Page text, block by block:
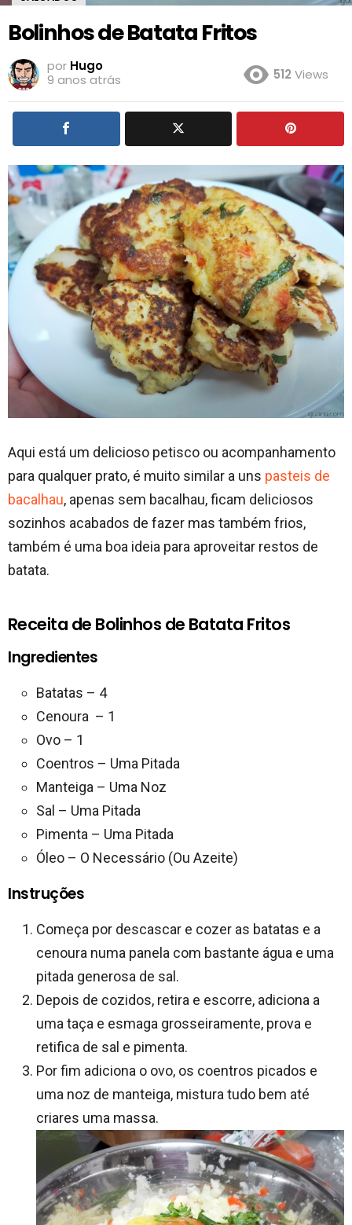
Bolinhos de Batata Fritos
por Hugo
9 anos atrás
512 Views
Aqui está um delicioso petisco ou acompanhamento
para qualquer prato, é muito similar a uns pasteis de
bacalhau, apenas sem bacalhau, ficam deliciosos
sozinhos acabados de fazer mas também frios,
também é uma boa ideia para aproveitar restos de
batata.
Receita de Bolinhos de Batata Fritos
Ingredientes
Batatas – 4
Cenoura – 1
Ovo – 1
Coentros – Uma Pitada
Manteiga – Uma Noz
Sal – Uma Pitada
Pimenta – Uma Pitada
Óleo – O Necessário (Ou Azeite)
Instruções
Começa por descascar e cozer as batatas e a
cenoura numa panela com bastante água e uma
pitada generosa de sal.
Depois de cozidos, retira e escorre, adiciona a
uma taça e esmaga grosseiramente, prova e
retifica de sal e pimenta.
Por fim adiciona o ovo, os coentros picados e
uma noz de manteiga, mistura tudo bem até
criares uma massa.